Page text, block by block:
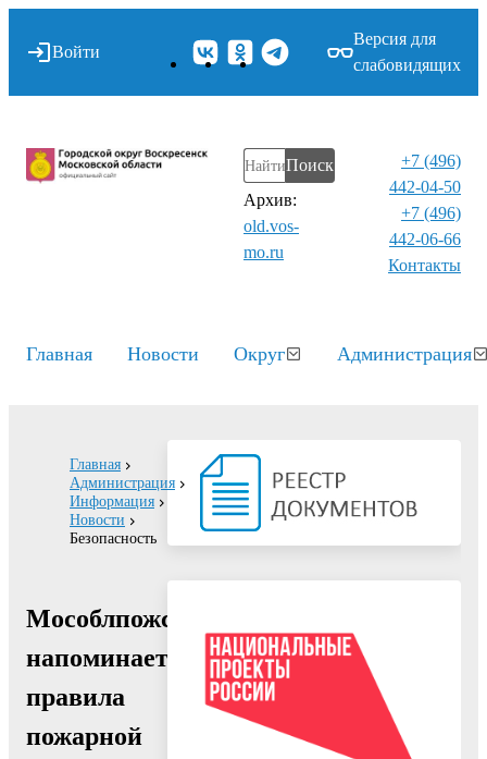
Войти
Версия для
слабовидящих
Поиск
Архив:
old.vos-
mo.ru
+7 (496)
442-04-50
+7 (496)
442-06-66
Контакты⁠
Главная Новости Округ Администрация
Главная
Администрация
Информация
Новости
Безопасность
Мособлпожспас
напоминает
правила
пожарной